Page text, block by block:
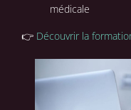
médicale
👉 Découvrir la